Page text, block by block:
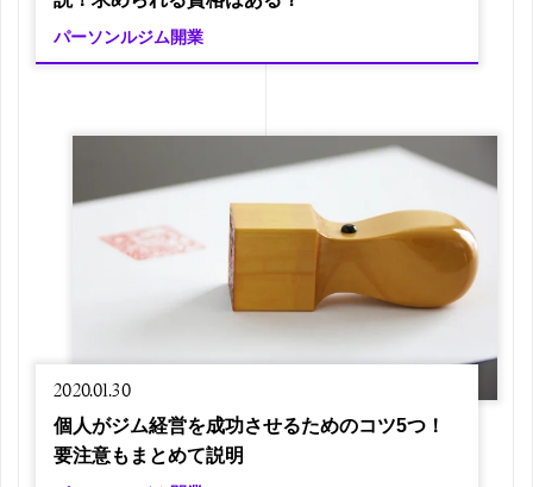
パーソンルジム開業
2020.01.30
個人がジム経営を成功させるためのコツ5つ！
要注意もまとめて説明